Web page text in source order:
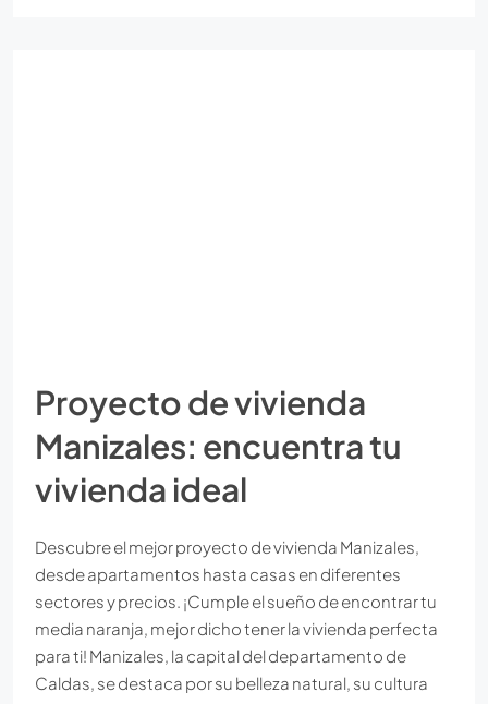
Proyecto de vivienda
Manizales: encuentra tu
vivienda ideal
Descubre el mejor proyecto de vivienda Manizales,
desde apartamentos hasta casas en diferentes
sectores y precios. ¡Cumple el sueño de encontrar tu
media naranja, mejor dicho tener la vivienda perfecta
para ti! Manizales, la capital del departamento de
Caldas, se destaca por su belleza natural, su cultura